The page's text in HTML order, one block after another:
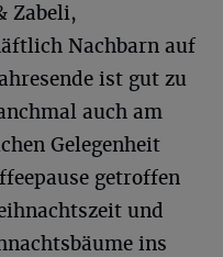
Zabeli,
Nachbarn auf
ist gut zu
auch am
Gelegenheit
getroffen
und
ins